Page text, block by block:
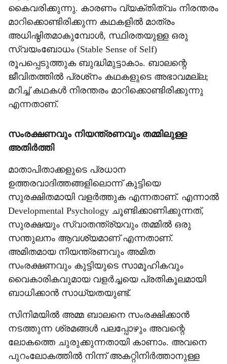
കൈവരിക്കുന്നു. കാരണം വ്യക്തിത്വം നിരന്തരം
മാറിക്കൊണ്ടിരിക്കുന്ന കഥകളില്‍ മാത്രം
അധിഷ്ഠിതമാകുമ്പോള്‍, സ്ഥിരതയുള്ള ഒരു
സ്വയംബോധം (Stable Sense of Self)
രൂപപ്പെടുത്തുക ബുദ്ധിമുട്ടാകാം. ബാലന്റെ
ജീവിതത്തില്‍ പ്രശ്‌നം കഥകളുടെ അഭാവമല്ല;
മറിച്ച് കഥകള്‍ നിരന്തരം മാറിക്കൊണ്ടിരിക്കുന്നു
എന്നതാണ്.
സംരക്ഷണവും നിയന്ത്രണവും തമ്മിലുള്ള
അതിര്‍ത്തി
മാതാപിതാക്കളുടെ പ്രധാന
ഉത്തരവാദിത്തങ്ങളിലൊന്ന് കുട്ടിയെ
സുരക്ഷിതമായി വളര്‍ത്തുക എന്നതാണ്. എന്നാല്‍
Developmental Psychology ചൂണ്ടിക്കാണിക്കുന്നത്,
സുരക്ഷയും സ്വാതന്ത്ര്യവും തമ്മില്‍ ഒരു
സന്തുലനം ആവശ്യമാണ് എന്നതാണ്.
അമിതമായ നിയന്ത്രണവും അമിത
സംരക്ഷണവും കുട്ടിയുടെ സാമൂഹികവും
വൈകാരികവുമായ വളര്‍ച്ചയെ പ്രതികൂലമായി
ബാധിക്കാന്‍ സാധ്യതയുണ്ട്.
സിനിമയില്‍ അമ്മ ബാലനെ സംരക്ഷിക്കാന്‍
നടത്തുന്ന ശ്രമങ്ങള്‍ പലപ്പോഴും അവന്റെ
ലോകത്തെ ചുരുക്കുന്നതായി കാണാം. അവനെ
പുറംലോകത്തില്‍ നിന്ന് അകറ്റിനിര്‍ത്താനുള്ള